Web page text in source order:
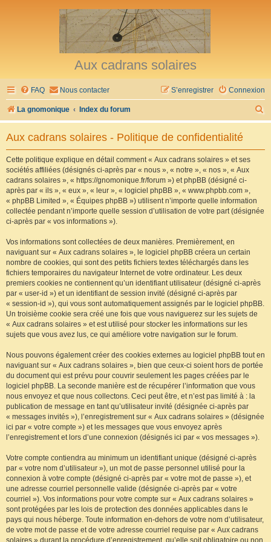
Aux cadrans solaires
FAQ Nous contacter Connexion
S’enregistrer
La gnomonique Index du forum
e
Aux cadrans solaires - Politique de confidentialité
Cette politique explique en détail comment « Aux cadrans solaires » et ses
sociétés affiliées (désignés ci-après par « nous », « notre », « nos », « Aux
cadrans solaires », « https://gnomonique.fr/forum ») et phpBB (désigné ci-
après par « ils », « eux », « leur », « logiciel phpBB », « www.phpbb.com »,
« phpBB Limited », « Équipes phpBB ») utilisent n’importe quelle information
collectée pendant n’importe quelle session d’utilisation de votre part (désignée
ci-après par « vos informations »).
Vos informations sont collectées de deux manières. Premièrement, en
naviguant sur « Aux cadrans solaires », le logiciel phpBB créera un certain
nombre de cookies, qui sont des petits fichiers textes téléchargés dans les
fichiers temporaires du navigateur Internet de votre ordinateur. Les deux
premiers cookies ne contiennent qu’un identifiant utilisateur (désigné ci-après
par « user-id ») et un identifiant de session invité (désigné ci-après par
« session-id »), qui vous sont automatiquement assignés par le logiciel phpBB.
Un troisième cookie sera créé une fois que vous naviguerez sur les sujets de
« Aux cadrans solaires » et est utilisé pour stocker les informations sur les
sujets que vous avez lus, ce qui améliore votre navigation sur le forum.
Nous pouvons également créer des cookies externes au logiciel phpBB tout en
naviguant sur « Aux cadrans solaires », bien que ceux-ci soient hors de portée
du document qui est prévu pour couvrir seulement les pages créées par le
logiciel phpBB. La seconde manière est de récupérer l’information que vous
nous envoyez et que nous collectons. Ceci peut être, et n’est pas limité à : la
publication de message en tant qu’utilisateur invité (désignée ci-après par
« messages invités »), l’enregistrement sur « Aux cadrans solaires » (désignée
ici par « votre compte ») et les messages que vous envoyez après
l’enregistrement et lors d’une connexion (désignés ici par « vos messages »).
Votre compte contiendra au minimum un identifiant unique (désigné ci-après
par « votre nom d’utilisateur »), un mot de passe personnel utilisé pour la
connexion à votre compte (désigné ci-après par « votre mot de passe »), et
une adresse courriel personnelle valide (désignée ci-après par « votre
courriel »). Vos informations pour votre compte sur « Aux cadrans solaires »
sont protégées par les lois de protection des données applicables dans le
pays qui nous héberge. Toute information en-dehors de votre nom d’utilisateur,
de votre mot de passe et de votre adresse courriel requise par « Aux cadrans